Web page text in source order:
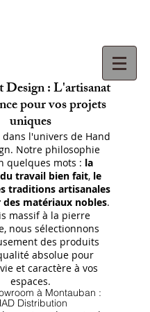
: L'artisanat
pour vos projets
uniques
dans l'univers de Hand
Notre philosophie
quelques mots : la
travail bien fait, le
traditions artisanales
matériaux nobles.
massif à la pierre
nous sélectionnons
des produits
absolue pour
et caractère à vos
espaces.
à Montauban :
Distribution